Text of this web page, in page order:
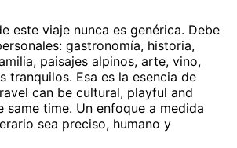
este viaje nunca es genérica. Debe
gastronomía, historia,
paisajes alpinos, arte, vino,
tranquilos. Esa es la esencia de
can be cultural, playful and
time. Un enfoque a medida
sea preciso, humano y